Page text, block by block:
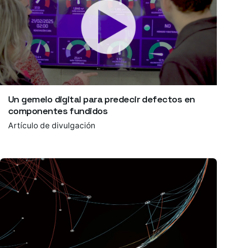
Un gemelo digital para predecir defectos en
componentes fundidos
Artículo de divulgación